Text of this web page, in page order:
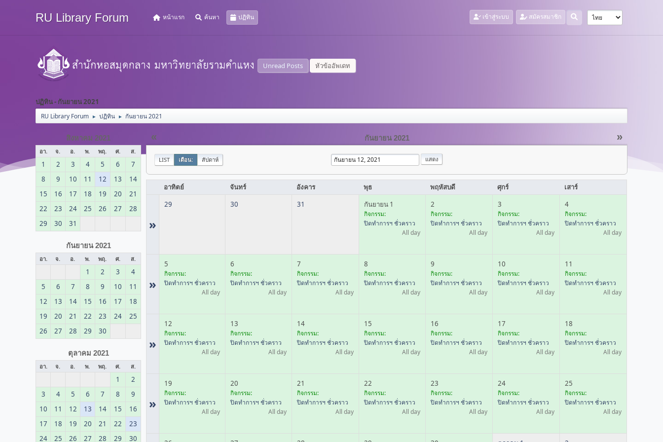
RU Library Forum หน้าแรก ค้นหา ปฏิทิน เข้าสู่ระบบ สมัครสมาชิก
Unread Posts หัวข้ออัพเดท
ปฏิทิน - กันยายน 2021
RU Library Forum ► ปฏิทิน ► กันยายน 2021
สิงหาคม 2021
อา. จ. อ. พ. พฤ. ศ. ส.
1 2 3 4 5 6
7
8
9 10 11 12 13
14
15
16 17 18 19 20
21
22
23 24 25 26 27
28
29
30 31
กันยายน 2021
อา. จ. อ. พ. พฤ. ศ. ส.
1 2 3
4
5
6 7 8 9 10
11
12
13 14 15 16 17
18
19
20 21 22 23 24
25
26
27 28 29 30
ตุลาคม 2021
อา. จ. อ. พ. พฤ. ศ. ส.
1
2
3
4 5 6 7 8
9
10
11 12 13 14 15
16
17
18 19 20 21 22
23
24
25 26 27 28 29 30
« »
กันยายน 2021
LIST เดือน: สัปดาห์
อาทิตย์ จันทร์ อังคาร พุธ พฤหัสบดี ศุกร์ เสาร์
»
29 30 31 กันยายน 1
กิจกรรม:
ปิดทำการฯ ชั่วคราว
All day
2
กิจกรรม:
ปิดทำการฯ ชั่วคราว
All day
3
กิจกรรม:
ปิดทำการฯ ชั่วคราว
All day
4
กิจกรรม:
ปิดทำการฯ ชั่วคราว
All day
»
5
กิจกรรม:
ปิดทำการฯ ชั่วคราว
All day
6
กิจกรรม:
ปิดทำการฯ ชั่วคราว
All day
7
กิจกรรม:
ปิดทำการฯ ชั่วคราว
All day
8
กิจกรรม:
ปิดทำการฯ ชั่วคราว
All day
9
กิจกรรม:
ปิดทำการฯ ชั่วคราว
All day
10
กิจกรรม:
ปิดทำการฯ ชั่วคราว
All day
11
กิจกรรม:
ปิดทำการฯ ชั่วคราว
All day
»
12
กิจกรรม:
ปิดทำการฯ ชั่วคราว
All day
13
กิจกรรม:
ปิดทำการฯ ชั่วคราว
All day
14
กิจกรรม:
ปิดทำการฯ ชั่วคราว
All day
15
กิจกรรม:
ปิดทำการฯ ชั่วคราว
All day
16
กิจกรรม:
ปิดทำการฯ ชั่วคราว
All day
17
กิจกรรม:
ปิดทำการฯ ชั่วคราว
All day
18
กิจกรรม:
ปิดทำการฯ ชั่วคราว
All day
»
19
กิจกรรม:
ปิดทำการฯ ชั่วคราว
All day
20
กิจกรรม:
ปิดทำการฯ ชั่วคราว
All day
21
กิจกรรม:
ปิดทำการฯ ชั่วคราว
All day
22
กิจกรรม:
ปิดทำการฯ ชั่วคราว
All day
23
กิจกรรม:
ปิดทำการฯ ชั่วคราว
All day
24
กิจกรรม:
ปิดทำการฯ ชั่วคราว
All day
25
กิจกรรม:
ปิดทำการฯ ชั่วคราว
All day